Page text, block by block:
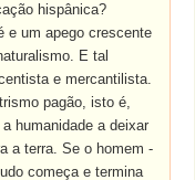
hispânica?
e um apego crescente
E tal
e mercantilista.
pagão, isto é,
humanidade a deixar
a terra. Se o homem -
começa e termina